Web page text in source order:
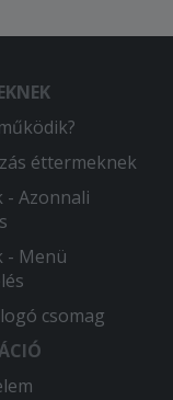
volt a
és
éttermeknek
- Azonnali
- Menü
csomag